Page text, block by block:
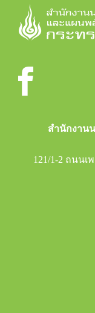
สำนักงาน
121/1-2 ถนน